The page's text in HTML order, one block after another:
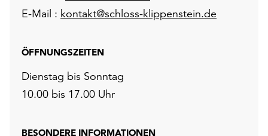
E-Mail : kontakt@schloss-klippenstein.de
ÖFFNUNGSZEITEN
Dienstag bis Sonntag
10.00 bis 17.00 Uhr
BESONDERE INFORMATIONEN